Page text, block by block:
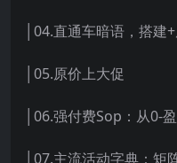
│04.直通车暗语，搭建
│05.原价上大促
│06.强付费Sop：从0-
│07.主流活动字典：矩